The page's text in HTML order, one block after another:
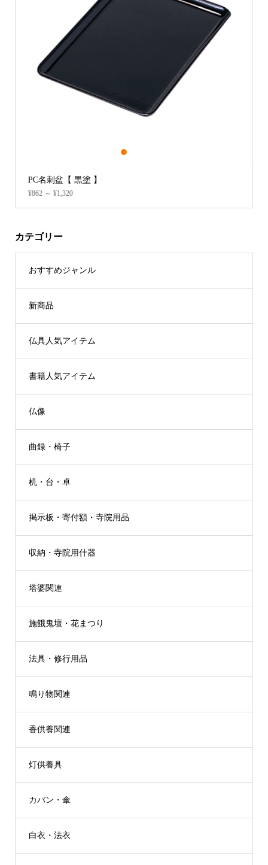
上壇框箱金具（紋）【 八ツ藤 】
¥8,624 ～ ¥11,792
1
カテゴリー
おすすめジャンル
新商品
仏具人気アイテム
書籍人気アイテム
仏像
曲録・椅子
机・台・卓
掲示板・寄付額・寺院用品
収納・寺院用什器
塔婆関連
施餓鬼壇・花まつり
法具・修行用品
鳴り物関連
香供養関連
灯供養具
カバン・傘
白衣・法衣